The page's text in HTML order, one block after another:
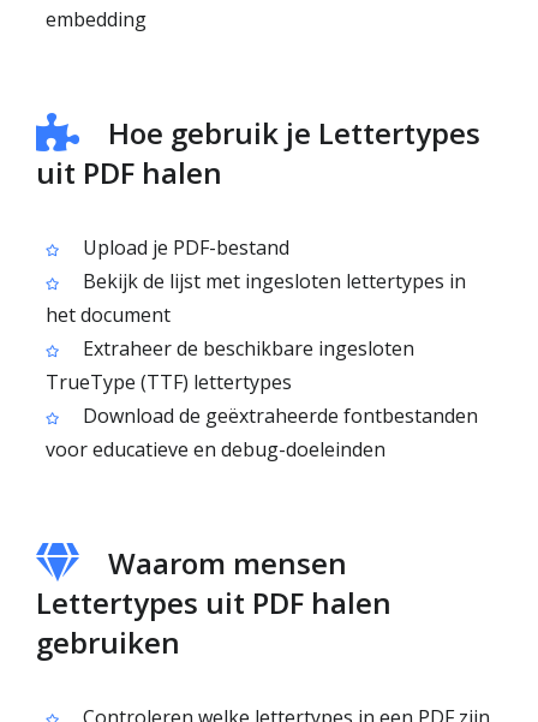
embedding
Hoe gebruik je Lettertypes
uit PDF halen
Upload je PDF-bestand
Bekijk de lijst met ingesloten lettertypes in
het document
Extraheer de beschikbare ingesloten
TrueType (TTF) lettertypes
Download de geëxtraheerde fontbestanden
voor educatieve en debug-doeleinden
Waarom mensen
Lettertypes uit PDF halen
gebruiken